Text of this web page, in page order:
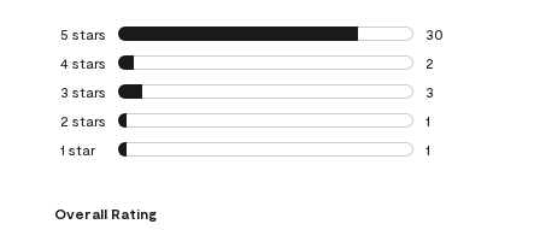
5 stars stars
30
30 reviews with
4 stars stars
2
2 reviews with 4
3 stars stars
3
3 reviews with 3
2 stars stars
1
1 review with 2
1 star stars
1
Overall Rating